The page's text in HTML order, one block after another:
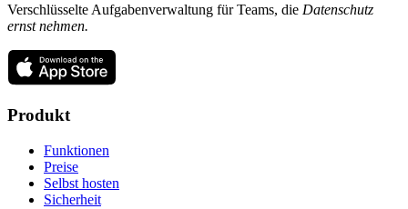
Verschlüsselte Aufgabenverwaltung für Teams, die Datenschutz
ernst nehmen.
Produkt
Funktionen
Preise
Selbst hosten
Sicherheit